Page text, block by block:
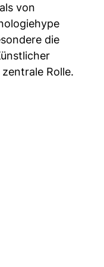
von
die
zentrale Rolle.